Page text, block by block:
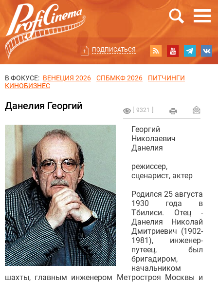
ПОДПИСАТЬСЯ
В ФОКУСЕ: ВЕНЕЦИЯ 2026 СПБМКФ 2026
ПИТЧИНГИ
КИНОБИЗНЕС
9321
Данелия Георгий
Георгий
Николаевич
Данелия
режиссер,
сценарист, актер
Родился 25 августа
1930 года в
Тбилиси. Отец -
Данелия Николай
Дмитриевич (1902-
1981), инженер-
путеец, был
бригадиром,
начальником
шахты, главным инженером Метростроя Москвы и